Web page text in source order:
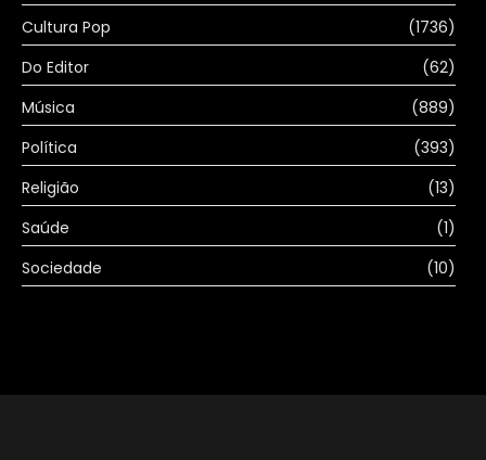
Cultura Pop
(1736)
Do Editor
(62)
Música
(889)
Política
(393)
Religião
(13)
Saúde
(1)
Sociedade
(10)